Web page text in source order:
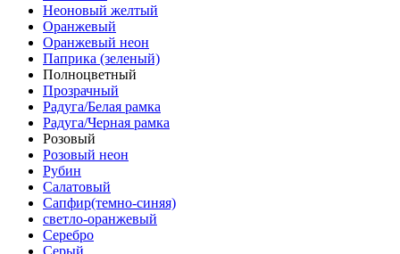
Неоновый желтый
Оранжевый
Оранжевый неон
Паприка (зеленый)
Полноцветный
Прозрачный
Радуга/Белая рамка
Радуга/Черная рамка
Розовый
Розовый неон
Рубин
Салатовый
Сапфир(темно-синяя)
светло-оранжевый
Серебро
Серый